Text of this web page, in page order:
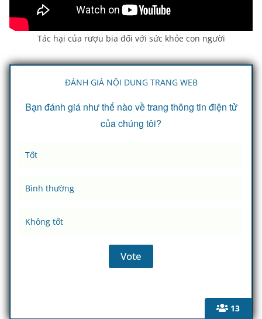
Tác hại của rượu bia đối với sức khỏe con người
13
ĐÁNH GIÁ NỘI DUNG TRANG WEB
Bạn đánh giá như thế nào về trang thông tin điện tử
của chúng tôi?
Tốt
Bình thường
Không tốt